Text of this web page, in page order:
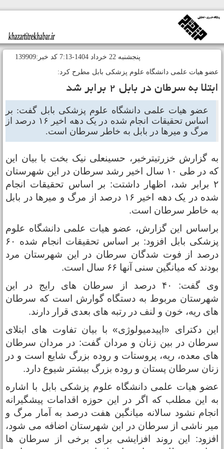
پنجشنبه 22 خرداد 1404-7:13 کد خبر:139909
هیات علمی دانشگاه علوم پزشکی بابل مطرح کرد:
به سرطان در بابل ۲ برابر شد
عضو هیات علمی دانشگاه علوم پزشکی بابل گفت: بر
اساس تحقیقات انجام شده در یک دهه اخیر ۱۶ درصد از
مرگ و میرها در بابل به خاطر سرطان است.
گزارش خزرتیترخبر، حسینعلی نیک بخت با بیان این
که در طی ۱۰ سال اخیر رشد سرطان در این شهرستان
۲ برابر شد، اظهار داشتت: بر اساس تحقیقات انجام
شده در یک دهه اخیر ۱۶ درصد از مرگ و میرها در بابل
خاطر سرطان است.
این گزارش، عضو هیات علمی دانشگاه علوم
پزشکی بابل افزود: بر اساس تحقیقات انجام شده ۶۰
از فوت شدگان سرطان در این شهرستان مرد
که میانگین سنی آنها ۶۶ سال است.
وی گفت: ۴۰ درصد از سرطان های رایج در این
مربوط به دستگاه گوارش است که سرطان
ریه، خون و لنف در رتبه های بعدی قرار دارند.
دکترای «اپیدمیولوژی» با بیان تفاوت های ابتلای
در بین زنان و مردان گفت: در مردان سرطان
معده، ریه، پروستات و روده بزرگ شایع است و در
سرطان پستان و روده بزرگ بیشتر شیوع دارد.
هیات علمی دانشگاه علوم پزشکی بابل با اشاره
این مطلب که اگر در این حوزه اقدامات پیشگیرانه
نشود سالانه میانگین هفت درصد به آمار مرگ و
ناشی از سرطان در این شهرستان اضافه می شود،
این روند افزایشی برای برخی از سرطان ها